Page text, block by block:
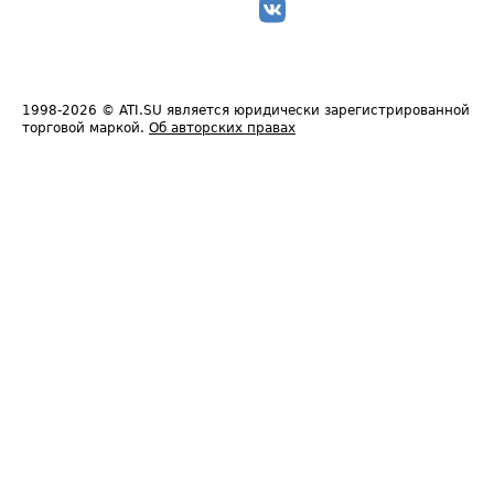
1998-2026 © ATI.SU является юридически зарегистрированной
торговой маркой. Об авторских правах